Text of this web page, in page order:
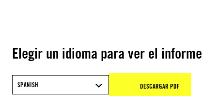
Elegir un idioma para ver el informe
SPANISH DESCARGAR PDF